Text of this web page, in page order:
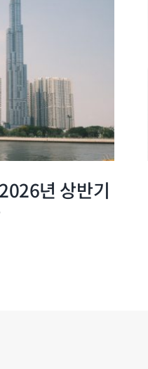
년 상반기